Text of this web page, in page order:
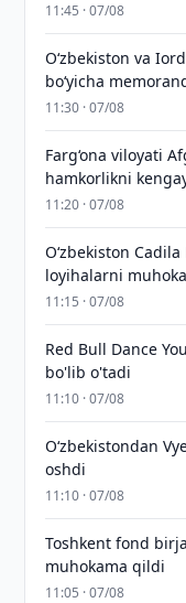
11:45 · 07/08
Oʻzbekiston va
boʻyicha
11:30 · 07/08
Farg‘ona viloyati
hamkorlikni
11:20 · 07/08
Oʻzbekiston
loyihalarni
11:15 · 07/08
Red Bull Dance
bo'lib o'tadi
11:10 · 07/08
O‘zbekistondan
oshdi
11:10 · 07/08
Toshkent fond
muhokama qildi
11:05 · 07/08